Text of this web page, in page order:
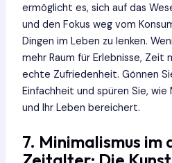
ermöglicht es, sich auf das
und den Fokus weg vom
Dingen im Leben zu lenken.
mehr Raum für Erlebnisse, Zeit
echte Zufriedenheit. Gönnen
Einfachheit und spüren Sie, wie
und Ihr Leben bereichert.
7. Minimalismus im